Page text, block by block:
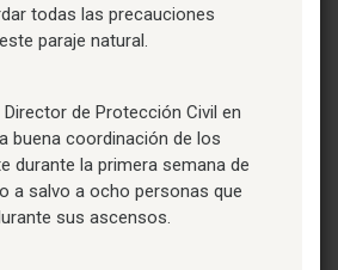
todas las precauciones
paraje natural.
de Protección Civil en
buena coordinación de los
durante la primera semana de
a salvo a ocho personas que
sus ascensos.